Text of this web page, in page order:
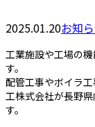
2025.01.20お知
工業施設や工場の
す。
配管工事やボイラ
工株式会社が長野
す。